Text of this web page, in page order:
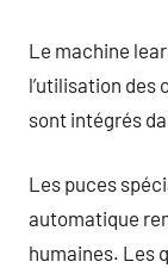
Le machine
l’utilisation
sont intégrés
Les puces
automatique
humaines. Les